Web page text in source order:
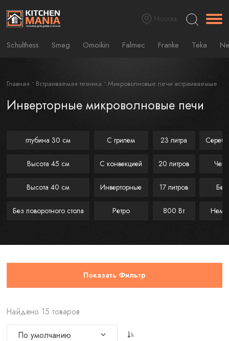
Москва
Schulthess Smeg Omoikiri Falmec Franke Teka
Главная Встраиваемая техника Микроволновые печи встраиваемые
Инверторные микроволновые печи
глубина 30 см
Высота 45 см
Высота 40 см
Без поворотного стола
С грилем
С конвекцией
Инверторные
Ретро
23 литра
20 литров
17 литров
800 Вт
Показать Фильтр
Найдено 15 товаров